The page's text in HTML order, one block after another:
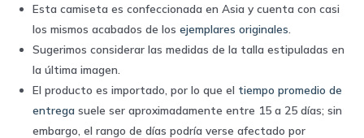
Esta camiseta es confeccionada en Asia y cuenta con casi
los mismos acabados de los ejemplares originales
Sugerimos considerar las medidas de la talla estipuladas en
la última imagen.
El producto es importado, por lo que el tiempo promedio de
entrega suele ser aproximadamente entre 15 a 25 días; sin
embargo, el rango de días podría verse afectado por